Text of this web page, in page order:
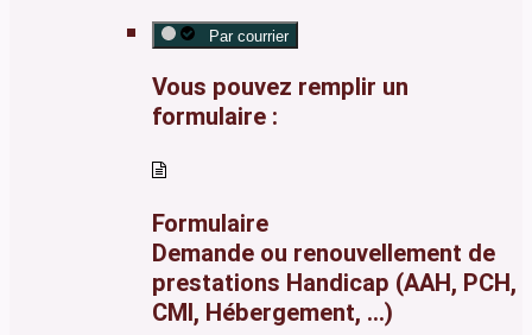
Par courrier
Vous pouvez remplir un
formulaire :
Formulaire
Demande ou renouvellement de
prestations Handicap (AAH, PCH,
CMI, Hébergement, ...)